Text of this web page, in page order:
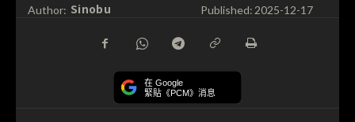
Author: Sinobu Published: 2025-12-17
在 Google
緊貼《PCM》消息